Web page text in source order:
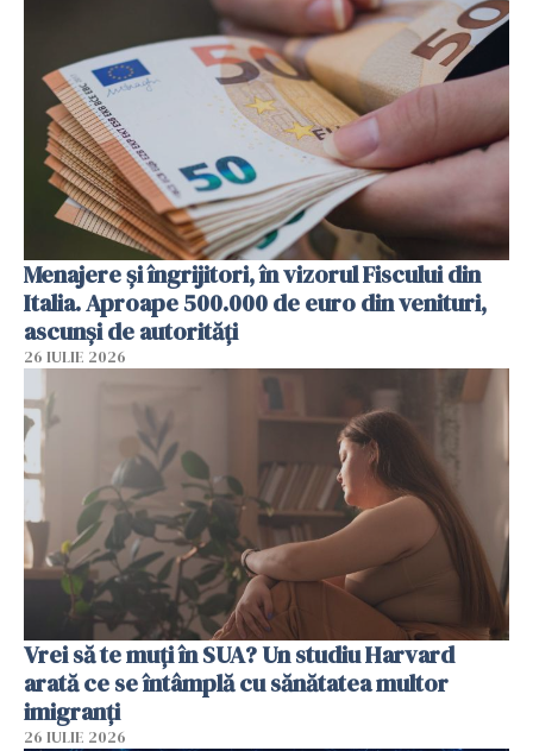
Menajere și îngrijitori, în vizorul Fiscului din
Italia. Aproape 500.000 de euro din venituri,
ascunși de autorități
26 IULIE 2026
Vrei să te muți în SUA? Un studiu Harvard
arată ce se întâmplă cu sănătatea multor
imigranți
26 IULIE 2026